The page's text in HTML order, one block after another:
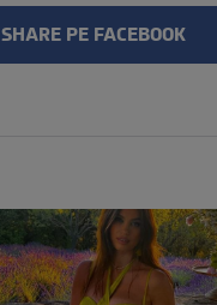
SHARE PE FACEBOOK